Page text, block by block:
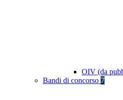
OIV (da
Bandi di concorso 7